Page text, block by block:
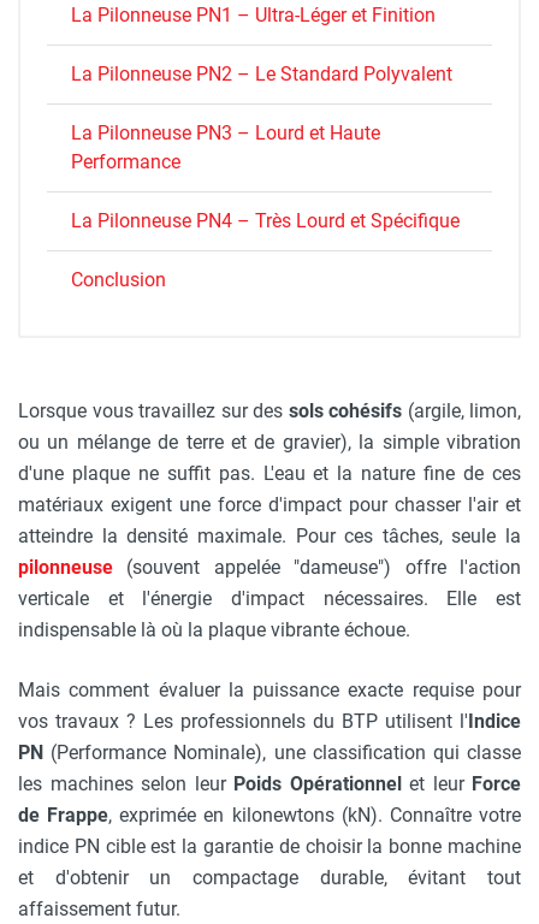
La Pilonneuse PN1 – Ultra-Léger et Finition
La Pilonneuse PN2 – Le Standard Polyvalent
La Pilonneuse PN3 – Lourd et Haute
Performance
La Pilonneuse PN4 – Très Lourd et Spécifique
Conclusion
Lorsque vous travaillez sur des sols cohésifs (argile, limon,
ou un mélange de terre et de gravier), la simple vibration
d'une plaque ne suffit pas. L'eau et la nature fine de ces
matériaux exigent une force d'impact pour chasser l'air et
atteindre la densité maximale. Pour ces tâches, seule la
pilonneuse (souvent appelée "dameuse") offre l'action
verticale et l'énergie d'impact nécessaires. Elle est
indispensable là où la plaque vibrante échoue.
Mais comment évaluer la puissance exacte requise pour
vos travaux ? Les professionnels du BTP utilisent l'Indice
PN (Performance Nominale), une classification qui classe
les machines selon leur Poids Opérationnelet leur Force
de Frappe, exprimée en kilonewtons (kN). Connaître votre
indice PN cible est la garantie de choisir la bonne machine
et d'obtenir un compactage durable, évitant tout
affaissement futur.